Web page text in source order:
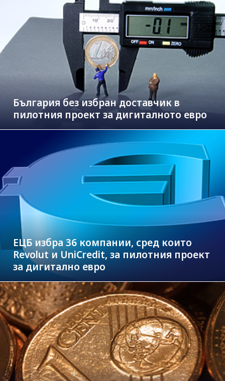
България без избран доставчик в
пилотния проект за дигиталното евро
ЕЦБ избра 36 компании, сред които
Revolut и UniCredit, за пилотния проект
за дигитално евро